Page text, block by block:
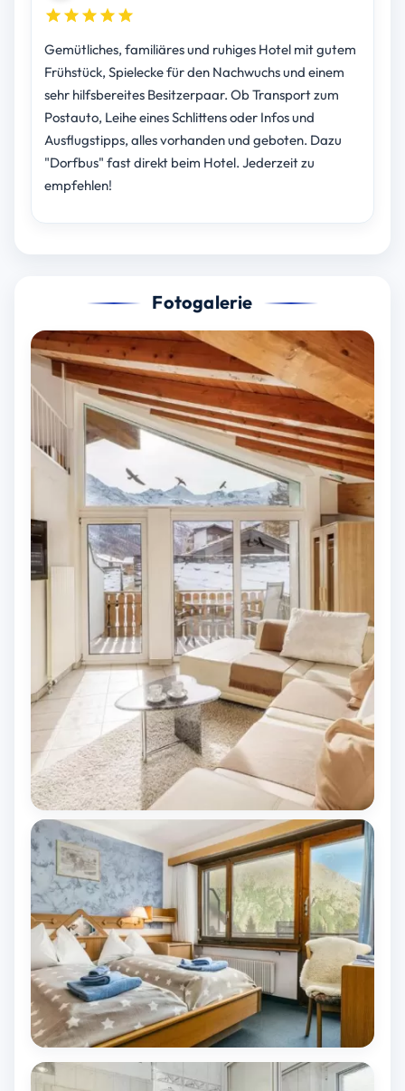
Gemütliches, familiäres und ruhiges Hotel mit gutem
Frühstück, Spielecke für den Nachwuchs und einem
sehr hilfsbereites Besitzerpaar. Ob Transport zum
Postauto, Leihe eines Schlittens oder Infos und
Ausflugstipps, alles vorhanden und geboten. Dazu
"Dorfbus" fast direkt beim Hotel. Jederzeit zu
empfehlen!
Fotogalerie